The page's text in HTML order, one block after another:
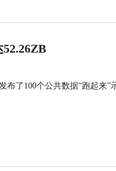
布了100个公共数据“跑起来